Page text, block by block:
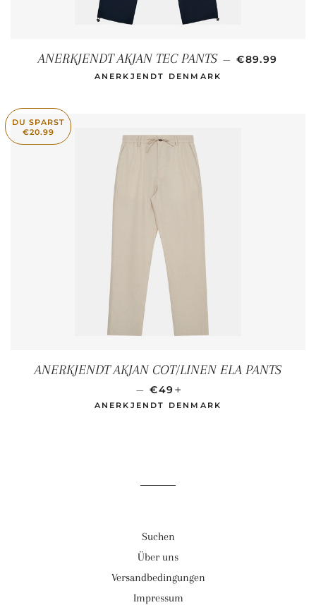
ANERKJENDT AKJAN TEC PANTS — NORMALER
€89.99
ANERKJENDT DENMARK
DU SPARST
€20.99
ANERKJENDT AKJAN COT/LINEN ELA PANTS
— SONDERPREIS
€49
ANERKJENDT DENMARK
Suchen
Über uns
Versandbedingungen
Impressum